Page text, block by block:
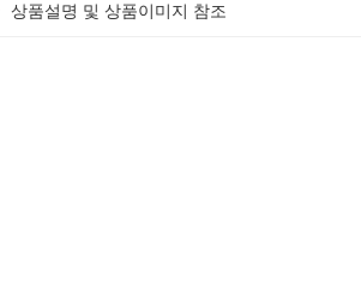
상품설명 및 상품이미지 참조